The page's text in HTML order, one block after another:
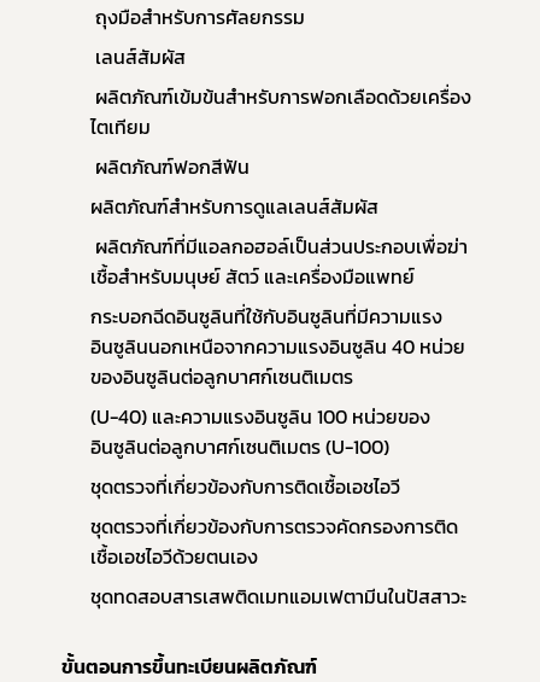
ถุงมือสำหรับการศัลยกรรม
เลนส์สัมผัส
ผลิตภัณฑ์เข้มข้นสำหรับการฟอกเลือดด้วยเครื่อง
ไตเทียม
ผลิตภัณฑ์ฟอกสีฟัน
ผลิตภัณฑ์สำหรับการดูแลเลนส์สัมผัส
ผลิตภัณฑ์ที่มีแอลกอฮอล์เป็นส่วนประกอบเพื่อฆ่า
เชื้อสำหรับมนุษย์ สัตว์ และเครื่องมือแพทย์
กระบอกฉีดอินซูลินที่ใช้กับอินซูลินที่มีความแรง
อินซูลินนอกเหนือจากความแรงอินซูลิน 40 หน่วย
ของอินซูลินต่อลูกบาศก์เซนติเมตร
(U-40) และความแรงอินซูลิน 100 หน่วยของ
อินซูลินต่อลูกบาศก์เซนติเมตร (U-100)
ชุดตรวจที่เกี่ยวข้องกับการติดเชื้อเอชไอวี
ชุดตรวจที่เกี่ยวข้องกับการตรวจคัดกรองการติด
เชื้อเอชไอวีด้วยตนเอง
ชุดทดสอบสารเสพติดเมทแอมเฟตามีนในปัสสาวะ
ขั้นตอนการขึ้นทะเบียนผลิตภัณฑ์